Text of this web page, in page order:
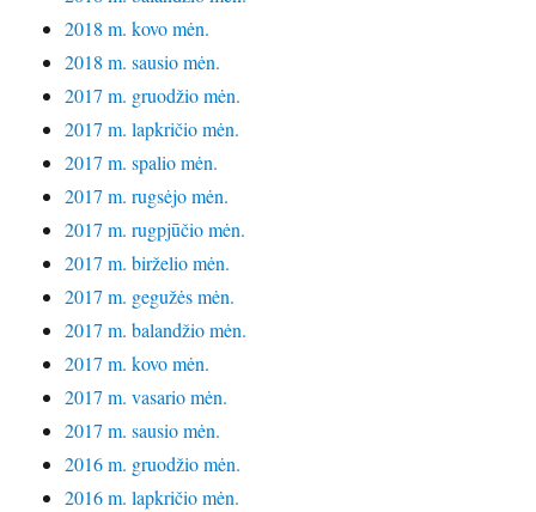
2018 m. kovo mėn.
2018 m. sausio mėn.
2017 m. gruodžio mėn.
2017 m. lapkričio mėn.
2017 m. spalio mėn.
2017 m. rugsėjo mėn.
2017 m. rugpjūčio mėn.
2017 m. birželio mėn.
2017 m. gegužės mėn.
2017 m. balandžio mėn.
2017 m. kovo mėn.
2017 m. vasario mėn.
2017 m. sausio mėn.
2016 m. gruodžio mėn.
2016 m. lapkričio mėn.